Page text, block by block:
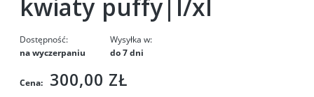
kwiaty puffy|l/xl
Dostępność:
na wyczerpaniu
Wysyłka w:
do 7 dni
Cena: 300,00 ZŁ